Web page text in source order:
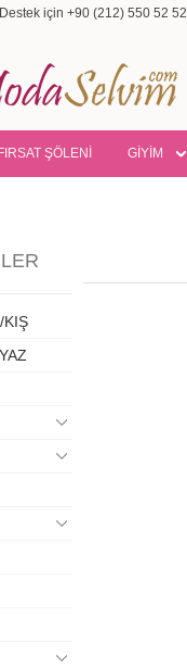
için +90 (212) 550 52
FIRSAT ŞÖLENİ GİYİM
KIŞ